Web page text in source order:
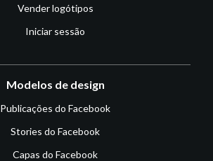
Vender logótipos
Iniciar sessão
Modelos de design
Publicações do Facebook
Stories do Facebook
Capas do Facebook